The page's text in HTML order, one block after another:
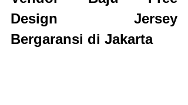
Design Jersey
Bergaransi di Jakarta